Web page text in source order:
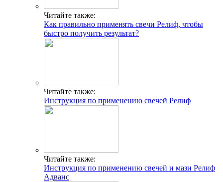
Читайте также:
Как правильно применять свечи Релиф, чтобы
быстро получить результат?
Читайте также:
Инструкция по применению свечей Релиф
Читайте также:
Инструкция по применению свечей и мази Релиф
Адванс